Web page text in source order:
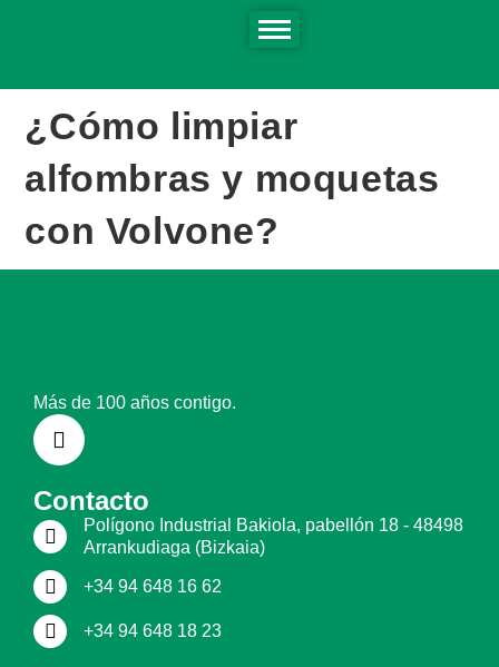
¿Cómo limpiar
alfombras y moquetas
con Volvone?
Más de 100 años contigo.
Contacto
Polígono Industrial Bakiola, pabellón 18 - 48498
Arrankudiaga (Bizkaia)
+34 94 648 16 62
+34 94 648 18 23